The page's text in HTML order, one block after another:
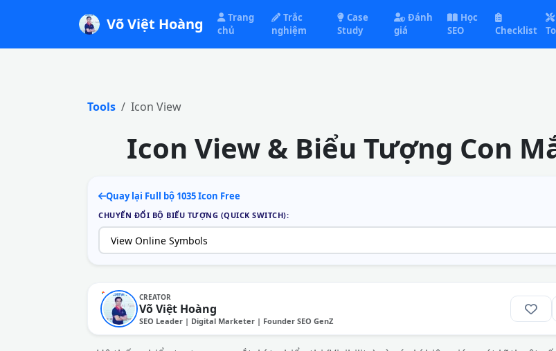
Võ Việt Hoàng
Trang
chủ
Trắc
nghiệm
Case
Study
Đánh
giá
Học
SEO
Checklist
Tools Icon View
Icon View & Biểu Tượng Con
Quay lại Full bộ 1035 Icon Free
CHUYỂN ĐỔI BỘ BIỂU TƯỢNG (QUICK SWITCH):
CREATOR
Võ Việt Hoàng
SEO Leader | Digital Marketer | Founder SEO GenZ